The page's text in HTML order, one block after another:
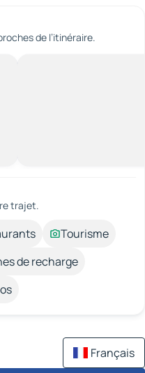
de l’itinéraire.
trajet.
Tourisme
de recharge
Français